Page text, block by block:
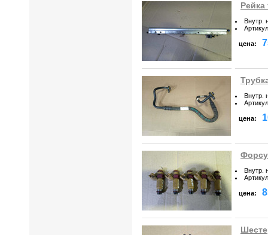
Внутр.
Артикул
цена:
Внутр.
Артикул
цена:
Внутр.
Артикул
цена: